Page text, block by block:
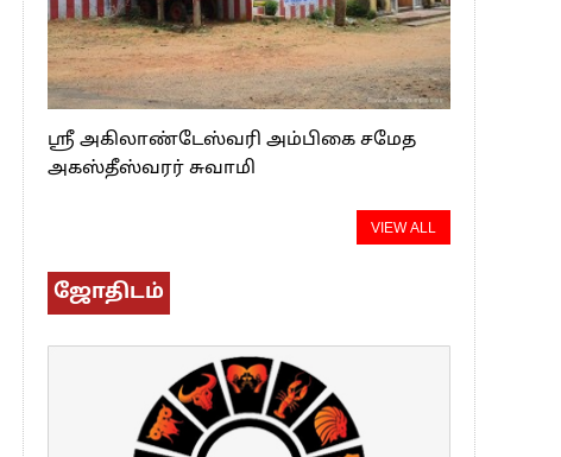
ஸ்ரீ அகிலாண்டேஸ்வரி அம்பிகை சமேத
அகஸ்தீஸ்வரர் சுவாமி
VIEW ALL
ஜோதிடம்